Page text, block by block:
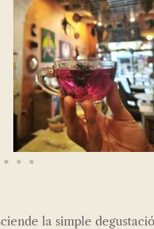
la simple